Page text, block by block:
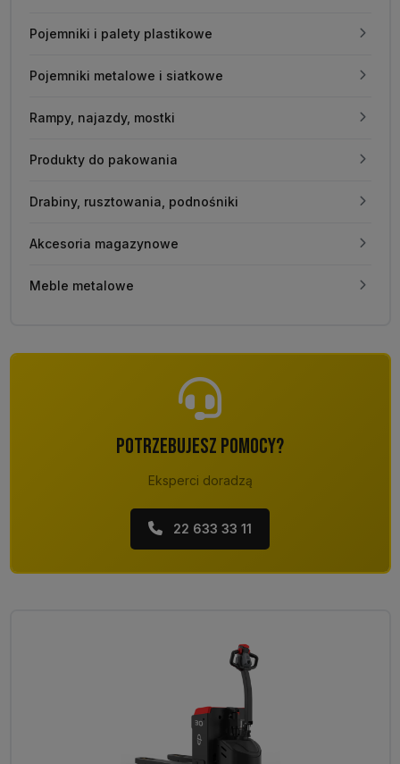
Pojemniki i palety plastikowe
Pojemniki metalowe i siatkowe
Rampy, najazdy, mostki
Produkty do pakowania
Drabiny, rusztowania, podnośniki
Akcesoria magazynowe
Meble metalowe
POTRZEBUJESZ POMOCY?
Eksperci doradzą
22 633 33 11